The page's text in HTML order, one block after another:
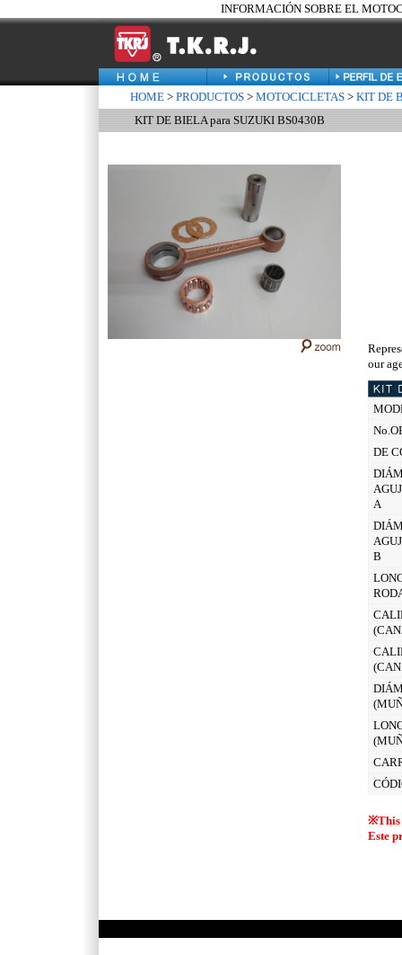
INFORMACIÓN SOBRE EL
HOME > PRODUCTOS > MOTOCICLETAS > KIT DE
KIT DE BIELA para SUZUKI BS0430B
our
DE
A
B
※This
Este